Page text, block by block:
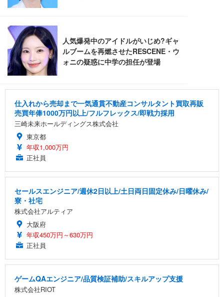
仕入れから売却まで一気通貫不動産コンサルタント買取再販
売買年俸1000万円以上/フルフレックス/即戦力採用
三崎未来ホールディングス株式会社
東京都
年収1,000万円
正社員
セールスエンジニア/週休2日以上/土日両日固定休み/日曜休み/
寮・社宅
株式会社アルティア
大阪府
年収450万円～630万円
正社員
ゲームQAエンジニア/品質検証補助/スキルアップ支援
株式会社RIOT